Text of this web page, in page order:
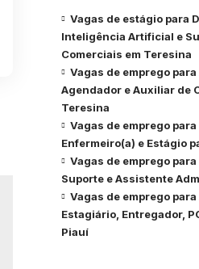
Vagas de estágio para
Inteligência Artificial e
Comerciais em Teresina
Vagas de emprego
Agendador e Auxiliar de
Teresina
Vagas de emprego
Enfermeiro(a) e Estágio
Vagas de emprego
Suporte e Assistente
Vagas de emprego
Estagiário, Entregador,
Piauí